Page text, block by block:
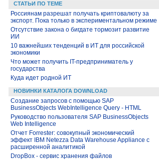
СТАТЬИ ПО ТЕМЕ
Россиянам разрешат получать криптовалюту за
экспорт. Пока только в экспериментальном режиме
Отсутствие закона о бигдате тормозит развитие
ИИ
10 важнейших тенденций в ИТ для российской
экономики
Что может получить IT-предприниматель у
государства
Куда идет родной ИТ
НОВИНКИ КАТАЛОГА DOWNLOAD
Создание запросов с помощью SAP
BusinessObjects WebIntelligence Query - HTML
Руководство пользователя SAP BusinessObjects
Web Intelligence
Отчет Forrester: совокупный экономический
эффект IBM Netezza Data Warehouse Appliance с
расширенной аналитикой
DropBox - сервис хранения файлов